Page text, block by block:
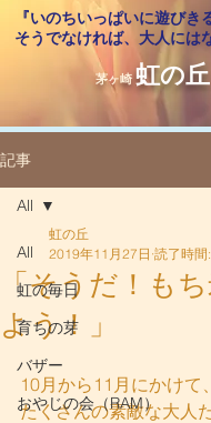
『いのちいっぱいに遊びき
そうでなければ、大人には
茅ヶ崎 虹の丘
記事
All
虹の毎日
育ちの芽
バザー
おやじの会（RAM）
All
「そうだ！も
よう！」
虹の丘
2019年11月27日 読了時間
10月から11月にかけて
たくさんの素敵な大人